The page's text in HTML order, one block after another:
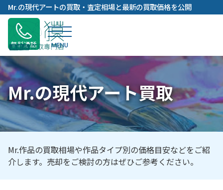
内
容
キ
プ
Mr.の現代アートの買取・査定相場と最新の買取価格を公開
無料通話
Mr.の現代アート買取
Mr.作品の買取相場や作品タイプ別の価格目安などをご紹
介します。売却をご検討の方はぜひご参考ください。